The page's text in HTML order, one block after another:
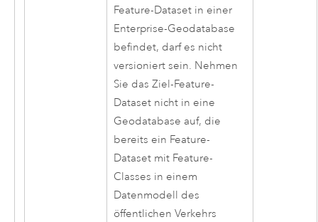
Feature-Dataset in einer
Enterprise-Geodatabase
befindet, darf es nicht
versioniert sein. Nehmen
Sie das Ziel-Feature-
Dataset nicht in eine
Geodatabase auf, die
bereits ein Feature-
Dataset mit Feature-
Classes in einem
Datenmodell des
öffentlichen Verkehrs